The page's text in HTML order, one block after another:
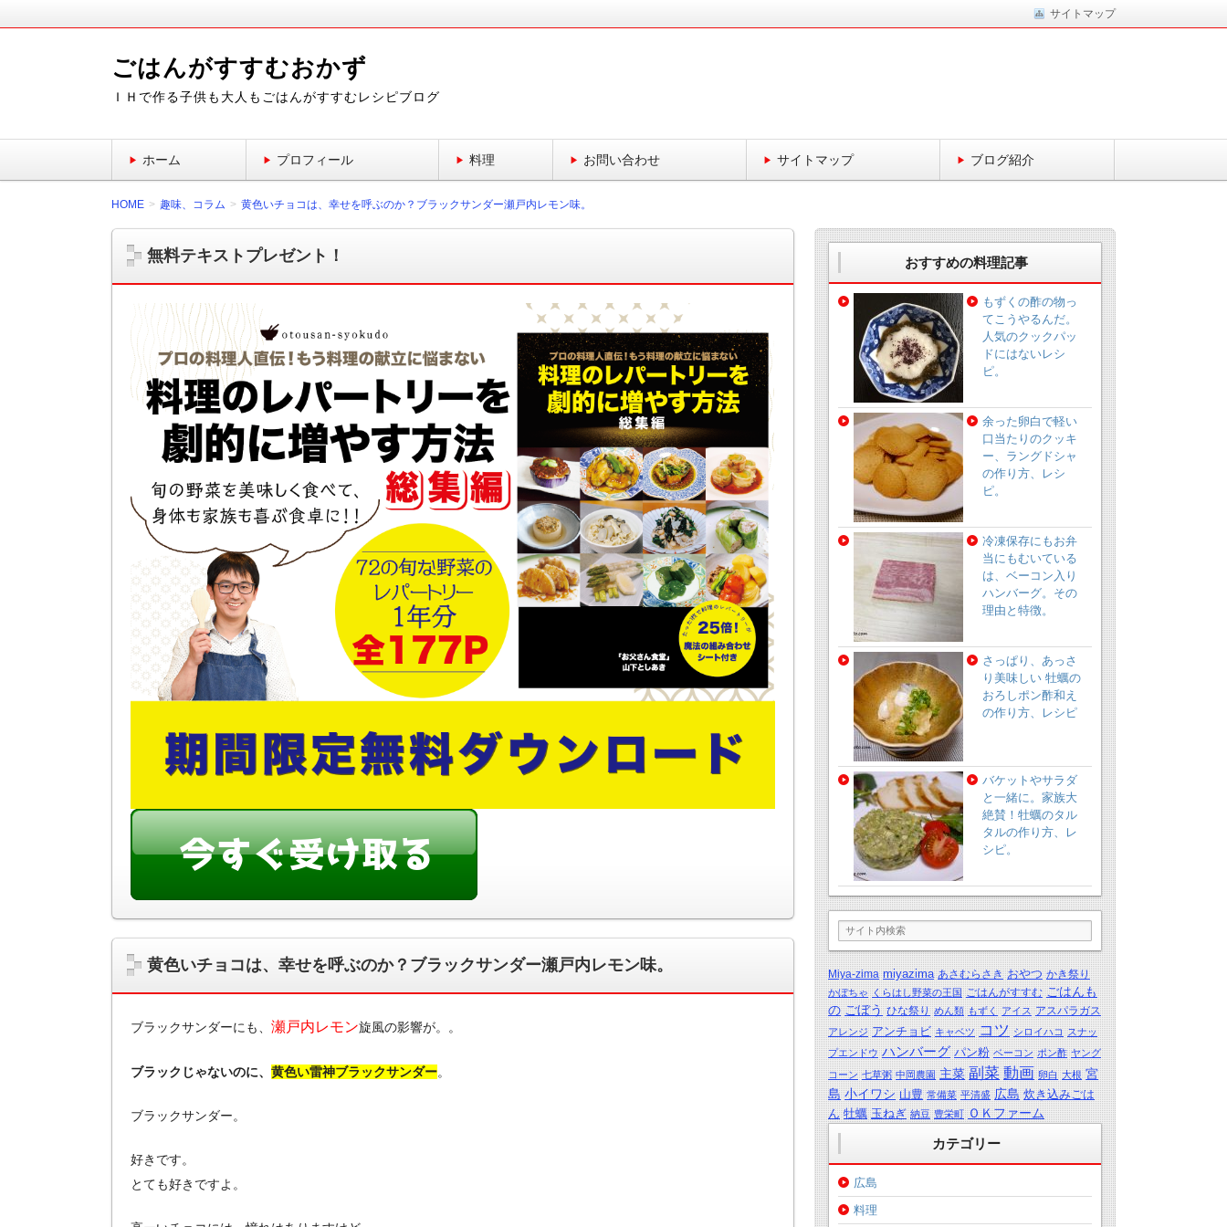
サイトマップ
ごはんがすすむおかず
ＩＨで作る子供も大人もごはんがすすむレシピブログ
ホーム プロフィール 料理 お問い合わせ サイトマップ ブログ紹介
HOME 趣味、コラム 黄色いチョコは、幸せを呼ぶのか？ブラックサンダー瀬戸内レモン味。
無料テキストプレゼント！
黄色いチョコは、幸せを呼ぶのか？ブラックサンダー瀬戸内レモン味。
ブラックサンダーにも、 瀬戸内レモン旋風の影響が。。
ブラックじゃないのに、 黄色い雷神ブラックサンダー。
ブラックサンダー。
好きです。
とても好きですよ。
おすすめの料理記事
もずくの酢の物っ
てこうやるんだ。
人気のクックパッ
ドにはないレシ
ピ。
余った卵白で軽い
口当たりのクッキ
ー、ラングドシャ
の作り方、レシ
ピ。
冷凍保存にもお弁
当にもむいている
は、ベーコン入り
ハンバーグ。その
理由と特徴。
さっぱり、あっさ
り美味しい 牡蠣の
おろしポン酢和え
の作り方、レシピ
バケットやサラダ
と一緒に。家族大
絶賛！牡蠣のタル
タルの作り方、レ
シピ。
Miya-zima miyazima あさむらさき おやつ かき祭り
かぼちゃ くらはし野菜の王国 ごはんがすすむ ごはんも
の ごぼう ひな祭り めん類 もずく アイス アスパラガス
アレンジ アンチョビ キャベツ コツ シロイハコ スナッ
プエンドウ ハンバーグ パン粉 ベーコン ポン酢 ヤング
コーン 七草粥 中岡農園 主菜 副菜 動画 卵白 大根 宮
島 小イワシ 山豊 常備菜 平清盛 広島 炊き込みごは
ん 牡蠣 玉ねぎ 納豆 豊栄町 ＯＫファーム
カテゴリー
広島
料理